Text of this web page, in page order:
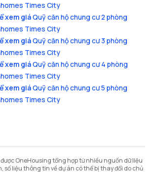
Times City
xem giáQuỹ căn hộ chung cư 2 phòng
Times City
xem giáQuỹ căn hộ chung cư 3 phòng
Times City
xem giáQuỹ căn hộ chung cư 4 phòng
Times City
xem giáQuỹ căn hộ chung cư 5 phòng
Times City
OneHousing tổng hợp từ nhiều nguồn dữ liệu
số liệu thông tin về dự án có thể bị thay đổi do chủ